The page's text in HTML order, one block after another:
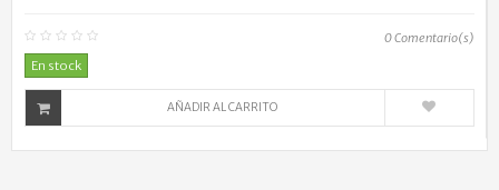
0Comentario(s)
En stock
AÑADIR AL CARRITO